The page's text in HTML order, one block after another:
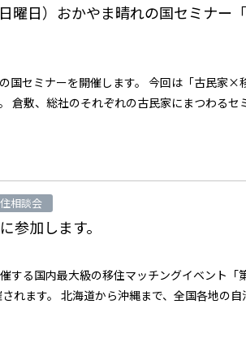
曜日）おかやま晴れの国セミナー
国セミナーを開催します。 今回は「古民家×
倉敷、総社のそれぞれの古民家にまつわるセ
相談会
参加します。
する国内最大級の移住マッチングイベント「
れます。 北海道から沖縄まで、全国各地の自